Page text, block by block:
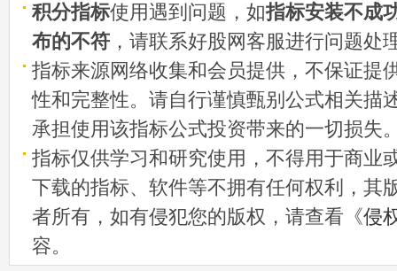
积分指标使用遇到问题，如指标安装不成
布的不符 ，请联系好股网客服进行问题处
指标来源网络收集和会员提供，不保证提
性和完整性。请自行谨慎甄别公式相关描
承担使用该指标公式投资带来的一切损失
指标仅供学习和研究使用，不得用于商业
下载的指标、软件等不拥有任何权利，其
者所有，如有侵犯您的版权，请查看《侵
容。